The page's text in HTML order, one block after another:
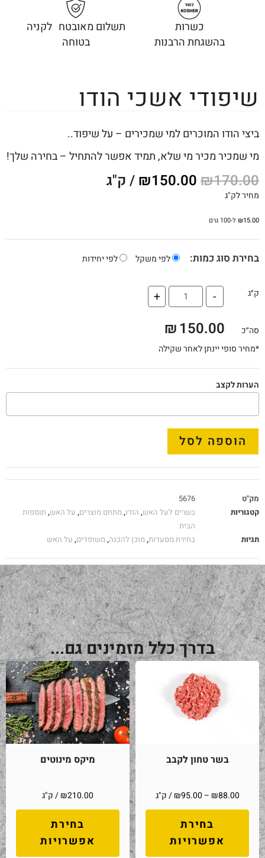
שיפודי אשכי הודו
ביצי הודו המוכרים למי שמכירים – על שיפוד..
מי שמכיר מכיר מי שלא, תמיד אפשר להתחיל – בחירה שלך!
₪170.00
₪150.00 / ק"ג
מחיר לק"ג
₪15.00 ל-100 גרם
בחירת סוג כמות: לפי משקל לפי יחידות
ק״ג -
+
סה״כ 150.00
₪
*מחיר סופי יינתן לאחר שקילה
הערות לקצב
הוספה לסל
מק"ט
5676
קטגוריות
בשרים לעל האש, הודו,מתחם מוצרים, על האש, תוספות
הבית
תגיות
בחירת מסעדות,מוכן להכנה,משופדים, על האש
כשרות
בהשגחת הרבנות
תשלום מאובטח לקניה
בטוחה
בדרך כלל מזמינים גם...
בשר טחון לקבב
₪88.00
–
₪95.00 / ק"ג
בחירת
אפשרויות
מיקס מינוטים
₪210.00 / ק"ג
בחירת
אפשרויות